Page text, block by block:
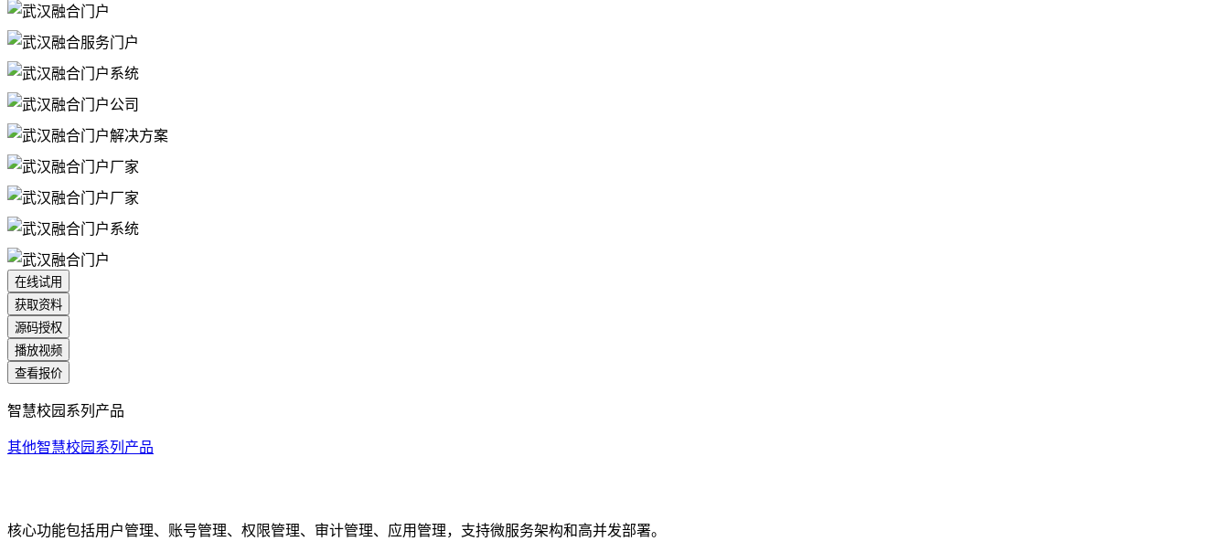
在线试用
获取资料
源码授权
播放视频
查看报价
智慧校园系列产品
其他智慧校园系列产品
核心功能包括用户管理、账号管理、权限管理、审计管理、应用管理，支持微服务架构和高并发部署。